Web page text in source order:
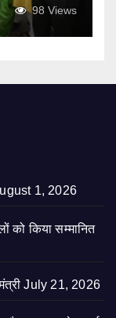
98 Views
1, 2026
को किया सम्मानित
July 21, 2026